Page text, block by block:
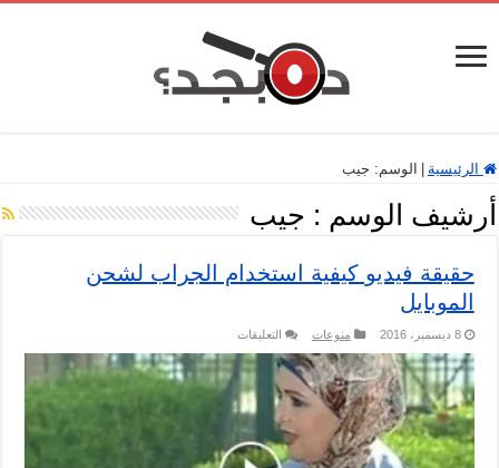
الرئيسية الوسم: جيب
أرشيف الوسم : جيب
حقيقة فيديو كيفية استخدام الجراب لشحن
الموبايل
8 ديسمبر، 2016 منوعات التعليقات
فيديو
كيفية
استخدام
الجراب
مغلقة